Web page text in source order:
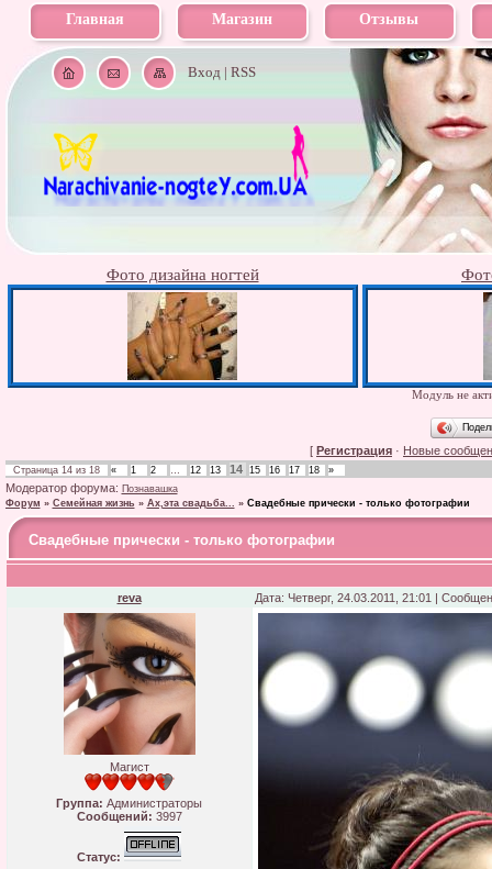
Главная Магазин Отзывы
Вход| RSS
Фото дизайна ногтей
Модуль не
[ Регистрация · Новые
Страница 14из 18 « 1 2 … 12 13 14 15 16 17 18 »
Модератор форума: Познавашка
Форум » Семейная жизнь » Ах,эта свадьба... » Свадебные прически - только фотографии
Свадебные прически - только фотографии
reva Дата: Четверг, 24.03.2011, 21:01 |
Магист
Группа: Администраторы
Сообщений: 3997
Статус: